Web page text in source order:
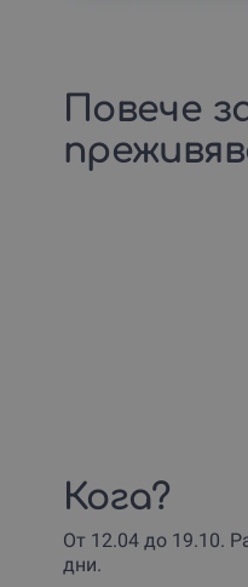
Повече
Кога?
От 12.04 до 19.10.
дни.